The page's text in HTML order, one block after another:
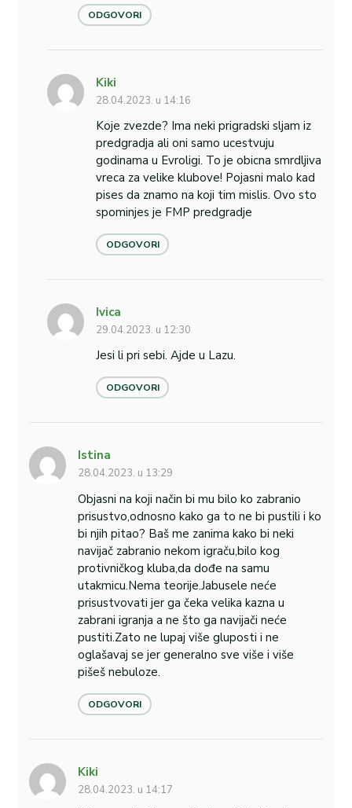
ODGOVORI
Kiki
28.04.2023. u 14:16
Koje zvezde? Ima neki prigradski sljam iz
predgradja ali oni samo ucestvuju
godinama u Evroligi. To je obicna smrdljiva
vreca za velike klubove! Pojasni malo kad
pises da znamo na koji tim mislis. Ovo sto
spominjes je FMP predgradje
ODGOVORI
Ivica
29.04.2023. u 12:30
Jesi li pri sebi. Ajde u Lazu.
ODGOVORI
Istina
28.04.2023. u 13:29
Objasni na koji način bi mu bilo ko zabranio
prisustvo,odnosno kako ga to ne bi pustili i ko
bi njih pitao? Baš me zanima kako bi neki
navijač zabranio nekom igraču,bilo kog
protivničkog kluba,da dođe na samu
utakmicu.Nema teorije.Jabusele neće
prisustvovati jer ga čeka velika kazna u
zabrani igranja a ne što ga navijači neće
pustiti.Zato ne lupaj više gluposti i ne
oglašavaj se jer generalno sve više i više
pišeš nebuloze.
ODGOVORI
Kiki
28.04.2023. u 14:17